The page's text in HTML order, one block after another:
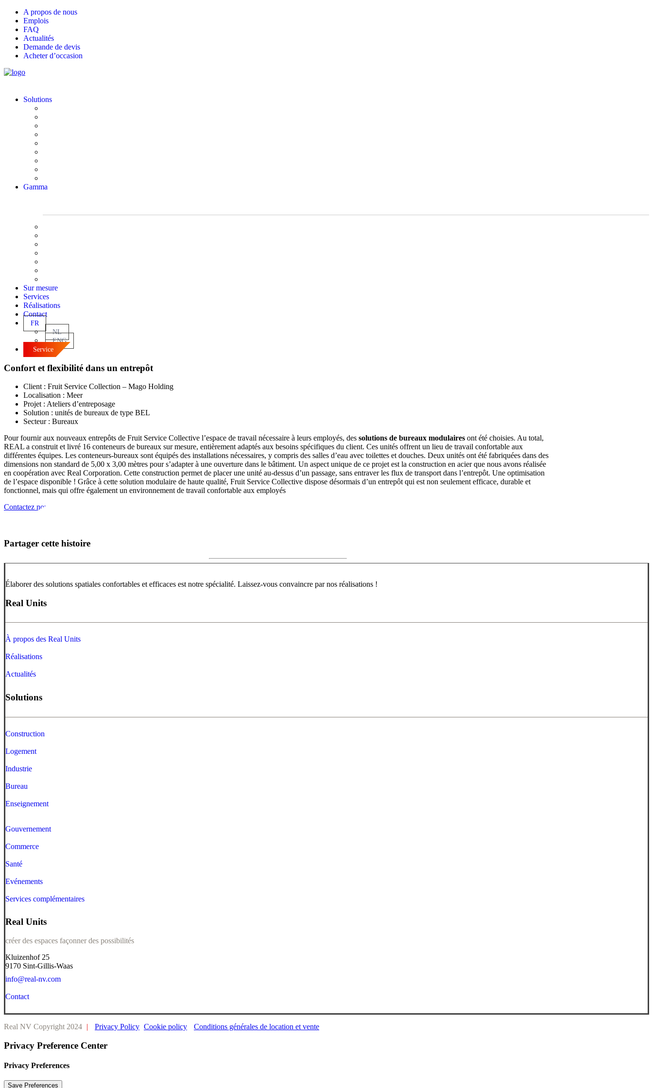
A propos de nous
Emplois
FAQ
Actualités
Demande de devis
Acheter d’occasion
Solutions
Gamma
Sur mesure
Services
Réalisations
Contact
FR
NL
ENG
Service
Confort et flexibilité dans un entrepôt
Client : Fruit Service Collection – Mago Holding
Localisation : Meer
Projet : Ateliers d’entreposage
Solution : unités de bureaux de type BEL
Secteur : Bureaux
Pour fournir aux nouveaux entrepôts de Fruit Service Collective l’espace de travail nécessaire à leurs employés, des solutions de bureaux modulaires ont été choisies. Au total,
REAL a construit et livré 16 conteneurs de bureaux sur mesure, entièrement adaptés aux besoins spécifiques du client. Ces unités offrent un lieu de travail confortable aux
différentes équipes. Les conteneurs-bureaux sont équipés des installations nécessaires, y compris des salles d’eau avec toilettes et douches. Deux unités ont été fabriquées dans des
dimensions non standard de 5,00 x 3,00 mètres pour s’adapter à une ouverture dans le bâtiment. Un aspect unique de ce projet est la construction en acier que nous avons réalisée
en coopération avec Real Corporation. Cette construction permet de placer une unité au-dessus d’un passage, sans entraver les flux de transport dans l’entrepôt. Une optimisation
de l’espace disponible ! Grâce à cette solution modulaire de haute qualité, Fruit Service Collective dispose désormais d’un entrepôt qui est non seulement efficace, durable et
fonctionnel, mais qui offre également un environnement de travail confortable aux employés
Contactez nous
Partager cette histoire
Élaborer des solutions spatiales confortables et efficaces est notre spécialité. Laissez-vous convaincre par nos réalisations !
Real Units
À propos des Real Units
Réalisations
Actualités
Solutions
Construction
Logement
Industrie
Bureau
Enseignement
Gouvernement
Commerce
Santé
Evénements
Services complémentaires
Real Units
créer des espaces façonner des possibilités
Kluizenhof 25
9170 Sint-Gillis-Waas
info@real-nv.com
Contact
Real NV Copyright 2024 | Privacy Policy Cookie policy Conditions générales de location et vente
Privacy Preference Center
Privacy Preferences